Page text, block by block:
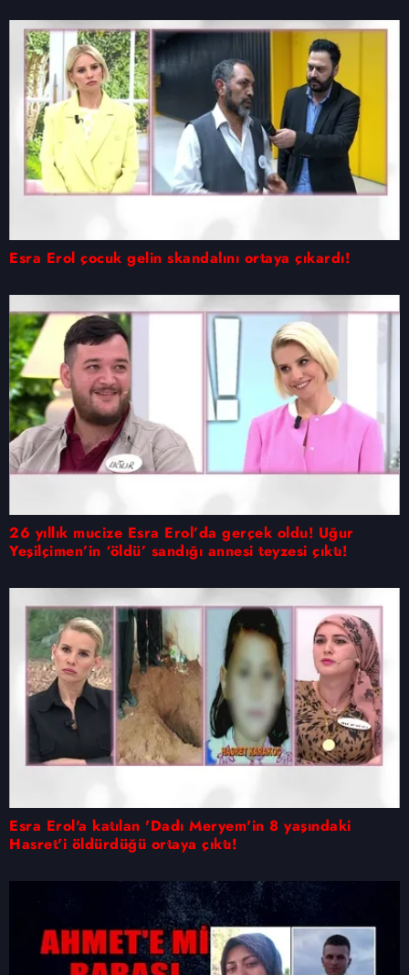
verileriniz işlenmekte olup gerekli olan çerezler bilgi
toplumu hizmetlerinin sunulması amacıyla
kullanılmaktadır. Diğer çerezler, sitemizin daha işlevsel
kılınması ve kişiselleştirilmesi ve sizlere yönelik
reklam/pazarlama faaliyetlerinin yapılması, amaçlarıyla
sınırlı olarak açık rızanız dahilinde kullanılacaktır.
Çerezlere ilişkin tercihlerinizi aşağıda yer alan panel
vasıtasıyla belirleyebilirsiniz. Çerezlere ilişkin detaylı bilgi
Metnimiziziyaret edebilirsiniz.
hazırlanmış Aydınlatma Metnimizi okumak ve sitemizde
ilgili mevzuata uygun olarak kullanılan çerezlerle ilgili bilgi
almak için lütfen
tıklayınız
Esra Erol çocuk gelin skandalını ortaya çıkardı!
26 yıllık mucize Esra Erol’da gerçek oldu! Uğur
Yeşilçimen’in ‘öldü’ sandığı annesi teyzesi çıktı!
Esra Erol'a katılan 'Dadı Meryem'in 8 yaşındaki
Hasret'i öldürdüğü ortaya çıktı!